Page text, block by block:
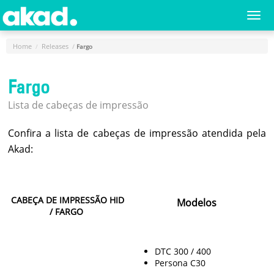
Menu
Principal
A
Empresa
Novidades
Login
Home Releases Fargo
Fargo
Lista de cabeças de impressão
Confira a lista de cabeças de impressão atendida pela
Akad:
CABEÇA DE IMPRESSÃO HID
/ FARGO
Modelos
DTC 300 / 400
Persona C30